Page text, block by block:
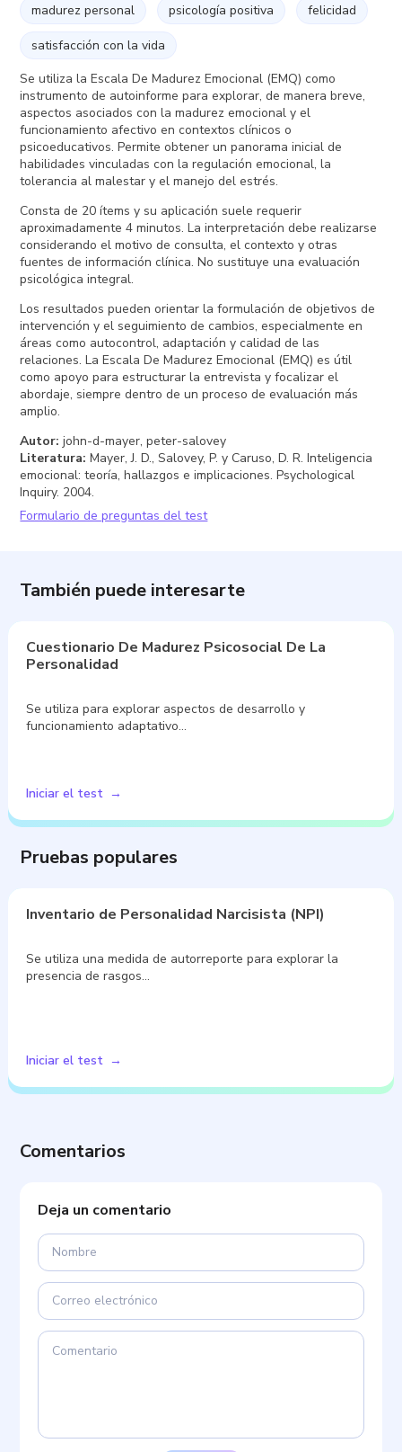
madurez personal psicología positiva felicidad
satisfacción con la vida
Se utiliza la Escala De Madurez Emocional (EMQ) como
instrumento de autoinforme para explorar, de manera breve,
aspectos asociados con la madurez emocional y el
funcionamiento afectivo en contextos clínicos o
psicoeducativos. Permite obtener un panorama inicial de
habilidades vinculadas con la regulación emocional, la
tolerancia al malestar y el manejo del estrés.
Consta de 20 ítems y su aplicación suele requerir
aproximadamente 4 minutos. La interpretación debe realizarse
considerando el motivo de consulta, el contexto y otras
fuentes de información clínica. No sustituye una evaluación
psicológica integral.
Los resultados pueden orientar la formulación de objetivos de
intervención y el seguimiento de cambios, especialmente en
áreas como autocontrol, adaptación y calidad de las
relaciones. La Escala De Madurez Emocional (EMQ) es útil
como apoyo para estructurar la entrevista y focalizar el
abordaje, siempre dentro de un proceso de evaluación más
amplio.
Autor: john-d-mayer, peter-salovey
Literatura: Mayer, J. D., Salovey, P. y Caruso, D. R. Inteligencia
emocional: teoría, hallazgos e implicaciones. Psychological
Inquiry. 2004.
Formulario de preguntas del test
También puede interesarte
Cuestionario De Madurez Psicosocial De La
Personalidad
Se utiliza para explorar aspectos de desarrollo y
funcionamiento adaptativo…
Iniciar el test
Pruebas populares
Inventario de Personalidad Narcisista (NPI)
Se utiliza una medida de autorreporte para explorar la
presencia de rasgos…
Iniciar el test
Comentarios
Deja un comentario